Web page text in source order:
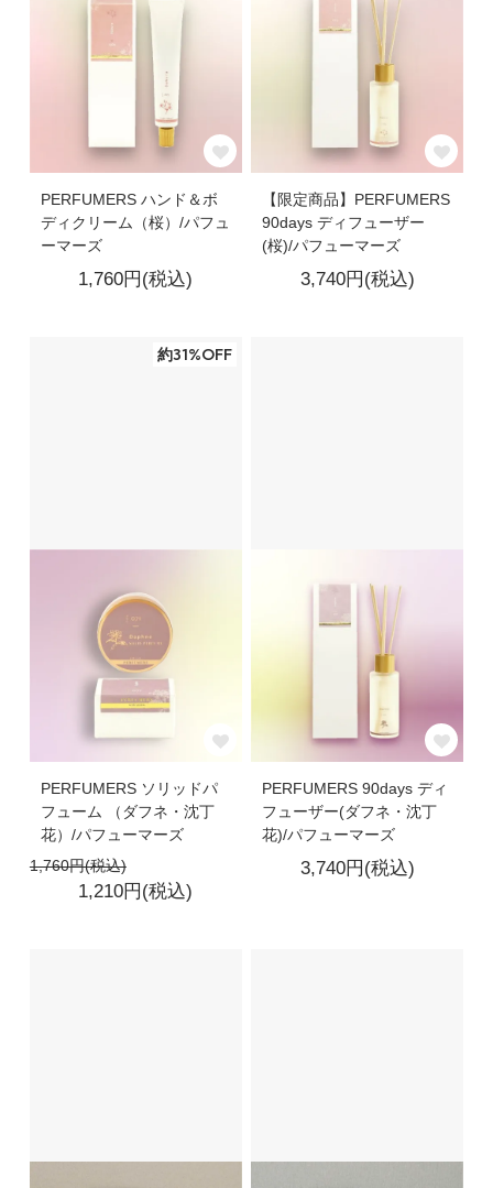
PERFUMERS ハンド＆ボ
ディクリーム（桜）/パフュ
ーマーズ
1,760円(税込)
【限定商品】PERFUMERS
90days ディフューザー
(桜)/パフューマーズ
3,740円(税込)
約31%OFF
PERFUMERS ソリッドパ
フューム （ダフネ・沈丁
花）/パフューマーズ
1,760円(税込)
1,210円(税込)
PERFUMERS 90days ディ
フューザー(ダフネ・沈丁
花)/パフューマーズ
3,740円(税込)